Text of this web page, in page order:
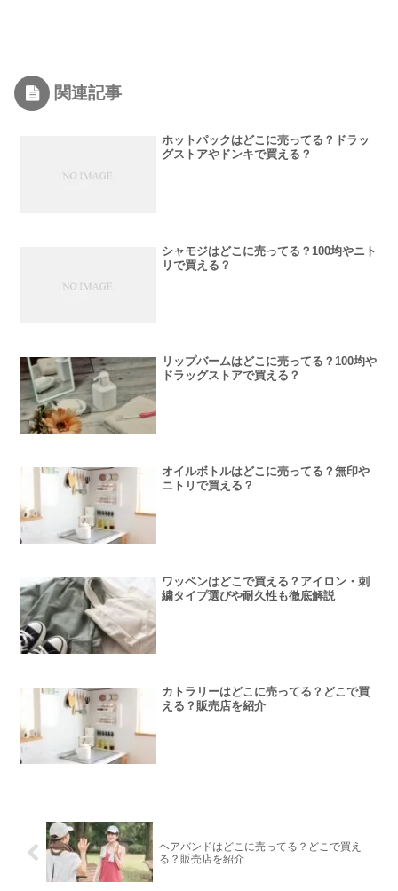
関連記事
ホットパックはどこに売ってる？ドラッ
グストアやドンキで買える？
シャモジはどこに売ってる？100均やニト
リで買える？
リップバームはどこに売ってる？100均や
ドラッグストアで買える？
オイルボトルはどこに売ってる？無印や
ニトリで買える？
ワッペンはどこで買える？アイロン・刺
繍タイプ選びや耐久性も徹底解説
カトラリーはどこに売ってる？どこで買
える？販売店を紹介
ヘアバンドはどこに売ってる？どこで買え
る？販売店を紹介